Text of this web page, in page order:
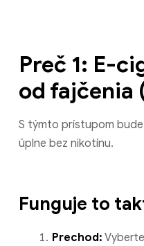
Preč 1: E-
od fajčenia
S týmto prístupom bude
úplne bez nikotínu.
Funguje to
Prechod: